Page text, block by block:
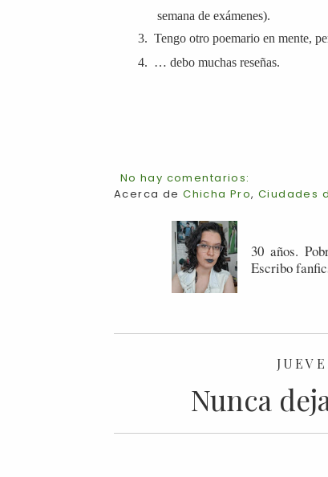
semana de exámenes).
3. Tengo otro poemario en mente,
4. … debo muchas reseñas.
No hay comentarios:
Acerca deChicha Pro,Ciudades
30 años.
Escribo
Nunca